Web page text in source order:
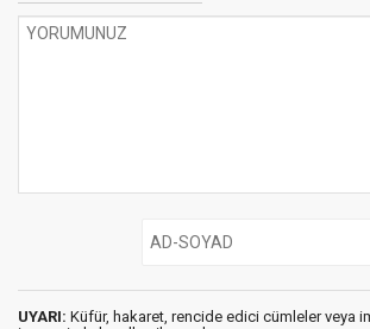
UYARI: Küfür, hakaret, rencide edici cümleler veya